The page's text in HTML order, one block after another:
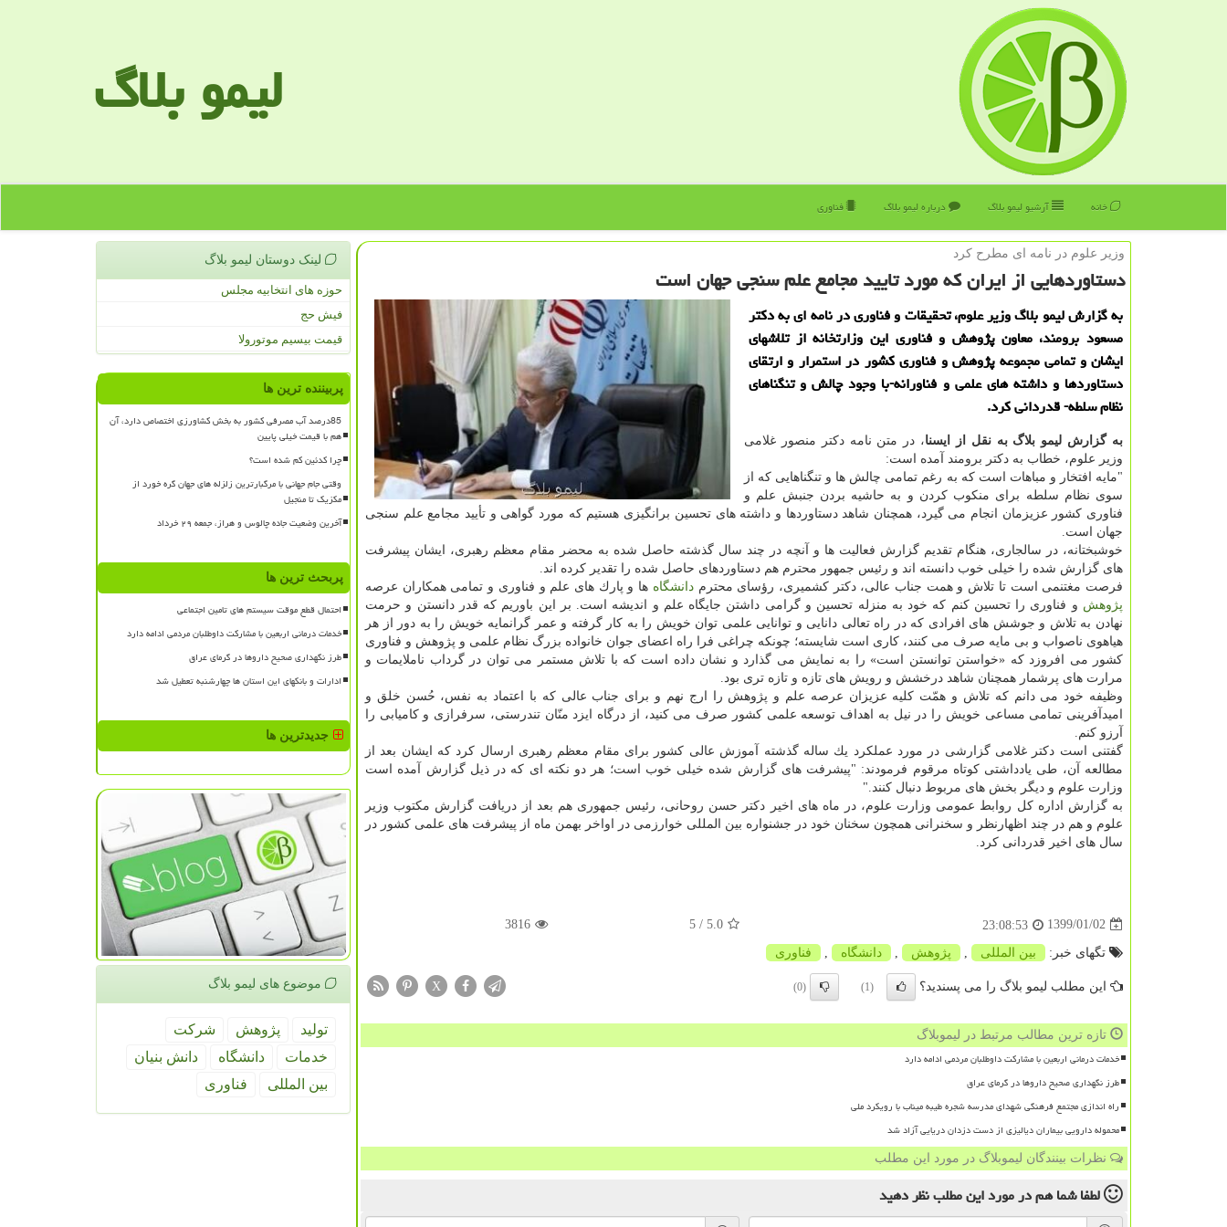
لیمو بلاگ
خانه آرشیو لیمو بلاگ درباره لیمو بلاگ فناوری
وزیر علوم در نامه ای مطرح كرد
دستاوردهایی از ایران كه مورد تایید مجامع علم سنجی جهان است
به گزارش لیمو بلاگ وزیر علوم، تحقیقات و فناوری در نامه ای به دكتر
مسعود برومند، معاون پژوهش و فناوری این وزارتخانه از تلاشهای
ایشان و تمامی مجموعه پژوهش و فناوری كشور در استمرار و ارتقای
دستاوردها و داشته های علمی و فناورانه-با وجود چالش و تنگناهای
نظام سلطه- قدردانی كرد.
به گزارش لیمو بلاگ به نقل از ایسنا، در متن نامه دكتر منصور غلامی
وزیر علوم، خطاب به دكتر برومند آمده است:
"مایه افتخار و مباهات است كه به رغم تمامی چالش ها و تنگناهایی كه از
سوی نظام سلطه برای منكوب كردن و به حاشیه بردن جنبش علم و
فناوری كشور عزیزمان انجام می گیرد، همچنان شاهد دستاوردها و داشته های تحسین برانگیزی هستیم كه مورد گواهی و تأیید مجامع علم سنجی
جهان است.
خوشبختانه، در سالجاری، هنگام تقدیم گزارش فعالیت ها و آنچه در چند سال گذشته حاصل شده به محضر مقام معظم رهبری، ایشان پیشرفت
های گزارش شده را خیلی خوب دانسته اند و رئیس جمهور محترم هم دستاوردهای حاصل شده را تقدیر كرده اند.
فرصت مغتنمی است تا تلاش و همت جناب عالی، دكتر كشمیری، رؤسای محترمدانشگاه ها و پارك های علم و فناوری و تمامی همكاران عرصه
پژوهش و فناوری را تحسین كنم كه خود به منزله تحسین و گرامی داشتن جایگاه علم و اندیشه است. بر این باوریم كه قدر دانستن و حرمت
نهادن به تلاش و جوشش های افرادی كه در راه تعالی دانایی و توانایی علمی توان خویش را به كار گرفته و عمر گرانمایه خویش را به دور از هر
هیاهوی ناصواب و بی مایه صرف می كنند، كاری است شایسته؛ چونكه چراغی فرا راه اعضای جوان خانواده بزرگ نظام علمی و پژوهش و فناوری
كشور می افروزد كه «خواستن توانستن است» را به نمایش می گذارد و نشان داده است كه با تلاش مستمر می توان در گرداب ناملایمات و
مرارت های پرشمار همچنان شاهد درخشش و رویش های تازه و تازه تری بود.
وظیفه خود می دانم كه تلاش و همّت كلیه عزیزان عرصه علم و پژوهش را ارج نهم و برای جناب عالی كه با اعتماد به نفس، حُسن خلق و
امیدآفرینی تمامی مساعی خویش را در نیل به اهداف توسعه علمی كشور صرف می كنید، از درگاه ایزد منّان تندرستی، سرفرازی و كامیابی را
آرزو كنم.
گفتنی است دكتر غلامی گزارشی در مورد عملكرد یك ساله گذشته آموزش عالی كشور برای مقام معظم رهبری ارسال كرد كه ایشان بعد از
مطالعه آن، طی یادداشتی كوتاه مرقوم فرمودند: "پیشرفت های گزارش شده خیلی خوب است؛ هر دو نكته ای كه در ذیل گزارش آمده است
وزارت علوم و دیگر بخش های مربوط دنبال كنند."
به گزارش اداره كل روابط عمومی وزارت علوم، در ماه های اخیر دكتر حسن روحانی، رئیس جمهوری هم بعد از دریافت گزارش مكتوب وزیر
علوم و هم در چند اظهارنظر و سخنرانی همچون سخنان خود در جشنواره بین المللی خوارزمی در اواخر بهمن ماه از پیشرفت های علمی كشور در
سال های اخیر قدردانی كرد.
1399/01/02
23:08:53
5.0
/ 5
3816
تگهای خبر: بین المللی پژوهش دانشگاه فناوری
این مطلب لیمو بلاگ را می پسندید؟ (1)
(0)
X
تازه ترین مطالب مرتبط در لیموبلاگ
خدمات درمانی اربعین با مشارکت داوطلبان مردمی ادامه دارد
طرز نگهداری صحیح داروها در گرمای عراق
راه اندازی مجتمع فرهنگی شهدای مدرسه شجره طیبه میناب با رویکرد ملی
محموله دارویی بیماران دیالیزی از دست دزدان دریایی آزاد شد
نظرات بینندگان لیموبلاگ در مورد این مطلب
لطفا شما همدر مورد این مطلبنظر دهید
لینک دوستان لیمو بلاگ
حوزه های انتخابیه مجلس
فیش حج
قیمت بیسیم موتورولا
پربیننده ترین ها
85درصد آب مصرفی کشور به بخش کشاورزی اختصاص دارد، آن
هم با قیمت خیلی پایین
چرا کدئین کم شده است؟
وقتی جام جهانی با مرگبارترین زلزله های جهان گره خورد از
مکزیک تا منجیل
آخرین وضعیت جاده چالوس و هراز، جمعه ۲۹ خرداد
پربحث ترین ها
احتمال قطع موقت سیستم های تامین اجتماعی
خدمات درمانی اربعین با مشارکت داوطلبان مردمی ادامه دارد
طرز نگهداری صحیح داروها در گرمای عراق
ادارات و بانکهای این استان ها چهارشنبه تعطیل شد
جدیدترین ها
موضوع های لیمو بلاگ
تولید پژوهش
شركت
خدمات
دانشگاه
دانش بنیان
بین المللی
فناوری